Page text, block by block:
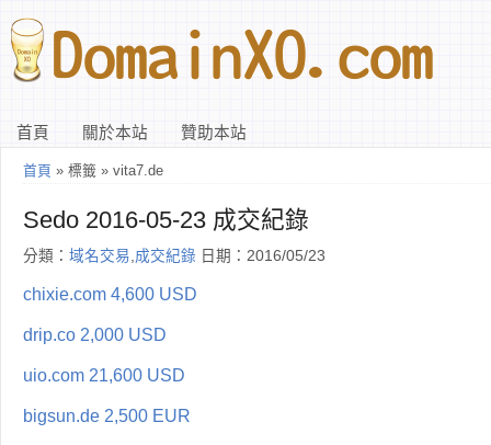
首頁 關於本站 贊助本站
首頁 » 標籤 » vita7.de
Sedo 2016-05-23 成交紀錄
分類： 域名交易,成交紀錄 日期：2016/05/23
chixie.com 4,600 USD
drip.co 2,000 USD
uio.com 21,600 USD
bigsun.de 2,500 EUR